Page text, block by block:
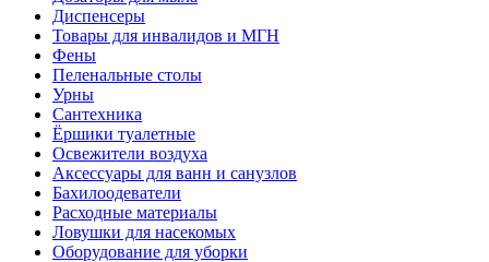
Диспенсеры
Товары для инвалидов и МГН
Фены
Пеленальные столы
Урны
Сантехника
Ёршики туалетные
Освежители воздуха
Аксессуары для ванн и санузлов
Бахилоодеватели
Расходные материалы
Ловушки для насекомых
Оборудование для уборки